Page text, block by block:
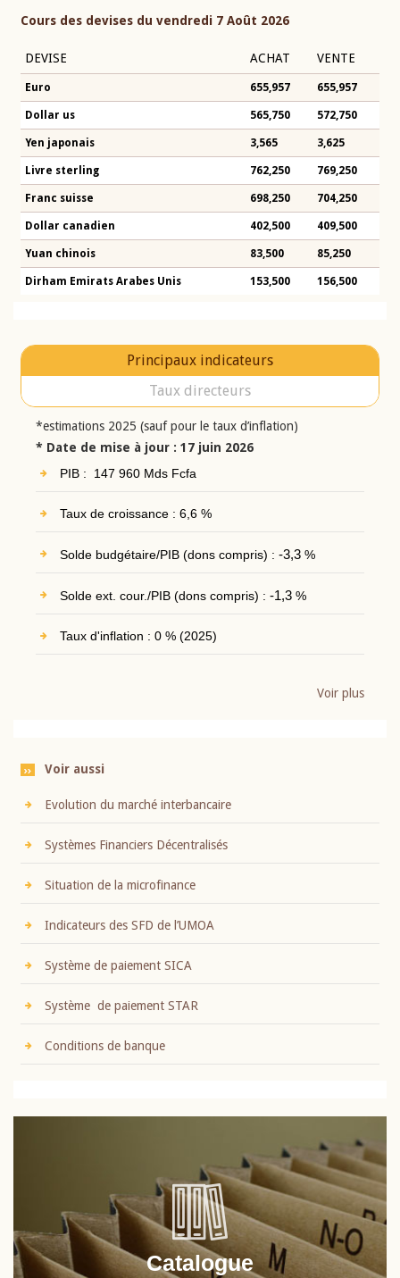
Cours des devises du vendredi 7 Août 2026
DEVISE ACHAT VENTE
Euro 655,957 655,957
Dollar us 565,750 572,750
Yen japonais 3,565 3,625
Livre sterling 762,250 769,250
Franc suisse 698,250 704,250
Dollar canadien 402,500 409,500
Yuan chinois 83,500 85,250
Dirham Emirats Arabes Unis 153,500 156,500
Principaux indicateurs
Taux directeurs
*estimations 2025 (sauf pour le taux d’inflation)
* Date de mise à jour : 17 juin 2026
PIB : 147 960 Mds Fcfa
Taux de croissance : 6,6 %
Solde budgétaire/PIB (dons compris) : -3,3%
Solde ext. cour./PIB (dons compris) : -1,3%
Taux d'inflation : 0 % (2025)
Voir plus
Voir aussi
Evolution du marché interbancaire
Systèmes Financiers Décentralisés
Situation de la microfinance
Indicateurs des SFD de l’UMOA
Système de paiement SICA
Système de paiement STAR
Conditions de banque
Catalogue